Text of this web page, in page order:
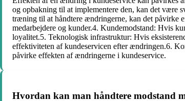
og opbakning til at implementere den, kan det være
træning til at håndtere ændringerne, kan det
medarbejdere og kunder.4. Kundemodstand: Hvis
loyalitet.5. Teknologisk infrastruktur: Hvis
effektiviteten af kundeservicen efter ændringen.6.
påvirke effekten af ændringerne i kundeservice.
Hvordan kan man håndtere modstand